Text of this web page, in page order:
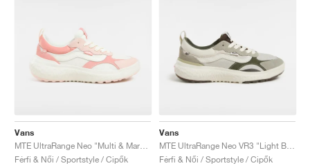
Vans
Férfi & Női / Sportstyle / Cipők
Vans
Férfi & Női / Sportstyle / Cipők